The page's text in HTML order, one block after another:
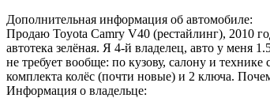
Дополнительная информация об автомобиле:
Продаю Toyota Camry V40 (рестайлинг), 2010
автотека зелёная. Я 4-й владелец, авто у
не требует вообще: по кузову, салону и
комплекта колёс (почти новые) и 2 ключа.
Информация о владельце: